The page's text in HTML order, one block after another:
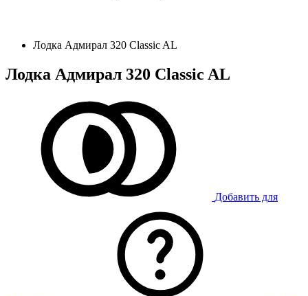
Лодка Адмирал 320 Classic AL
Лодка Адмирал 320 Classic AL
Добавить для